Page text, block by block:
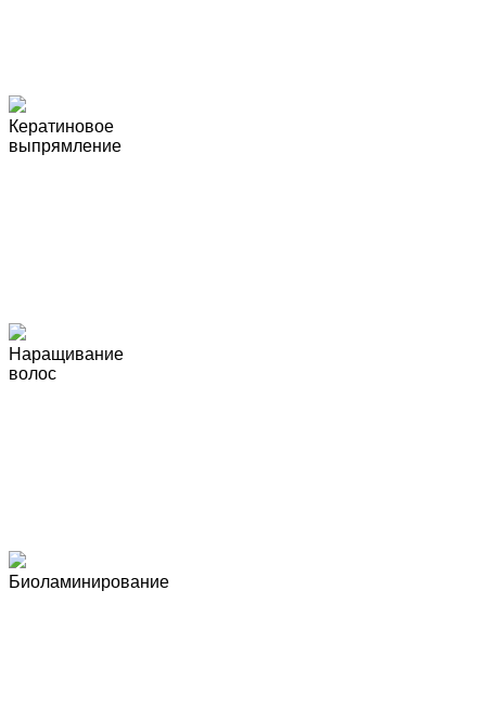
Кератиновое
выпрямление
Наращивание
волос
Биоламинирование